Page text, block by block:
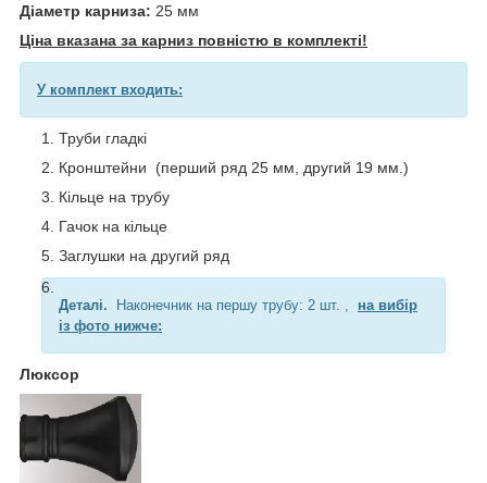
Діаметр карниза: 25 мм
Ціна вказана за карниз повністю в комплекті!
У комплект входить:
Труби гладкі
Кронштейни (перший ряд 25 мм, другий 19 мм.)
Кільце на трубу
Гачок на кільце
Заглушки на другий ряд
Деталі. Наконечник на першу трубу: 2 шт. , на вибір
із фото нижче:
Люксор